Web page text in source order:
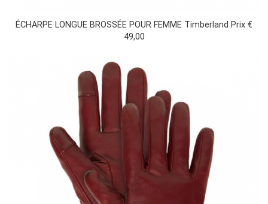
ÉCHARPE LONGUE BROSSÉE POUR FEMME Timberland Prix €
49,00